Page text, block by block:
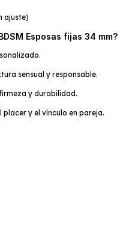
ajuste)
Esposas fijas 34 mm?
sensual y responsable.
y durabilidad.
y el vínculo en pareja.